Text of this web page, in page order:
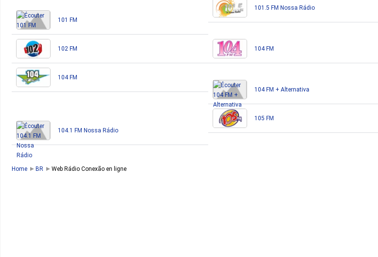
101 FM
101.5 FM Nossa Rádio
102 FM 104 FM
104 FM
104 FM + Alternativa
104.1 FM Nossa Rádio
105 FM
Home BR Web Rádio Conexão en ligne